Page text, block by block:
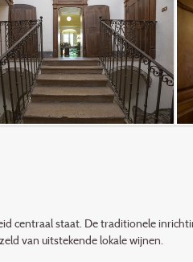
centraal staat. De traditionele
van uitstekende lokale wijnen.